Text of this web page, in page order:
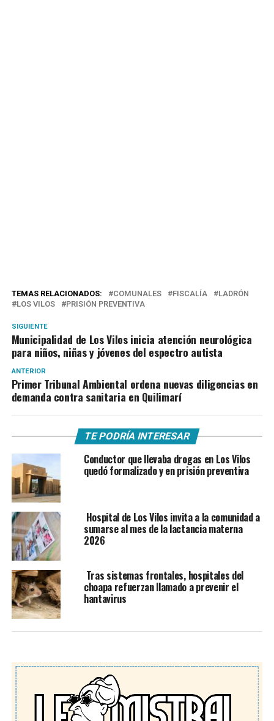
TEMAS RELACIONADOS: COMUNALES FISCALÍA
LADRÓN
LOS VILOS
PRISIÓN PREVENTIVA
SIGUIENTE
Municipalidad de Los Vilos inicia atención neurológica
para niños, niñas y jóvenes del espectro autista
ANTERIOR
Primer Tribunal Ambiental ordena nuevas diligencias en
demanda contra sanitaria en Quilimarí
TE PODRÍA INTERESAR
Conductor que llevaba drogas en Los Vilos
quedó formalizado y en prisión preventiva
Hospital de Los Vilos invita a la comunidad a
sumarse al mes de la lactancia materna
2026
Tras sistemas frontales, hospitales del
choapa refuerzan llamado a prevenir el
hantavirus